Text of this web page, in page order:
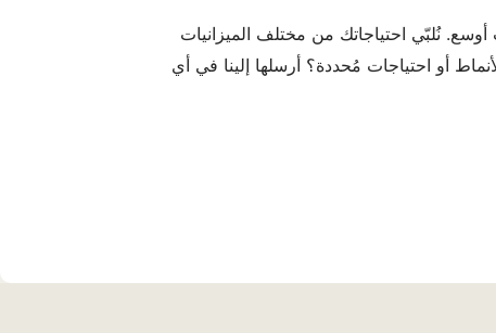
نُلبّي احتياجاتك من مختلف الميزانيات
أو احتياجات مُحددة؟ أرسلها إلينا في أي